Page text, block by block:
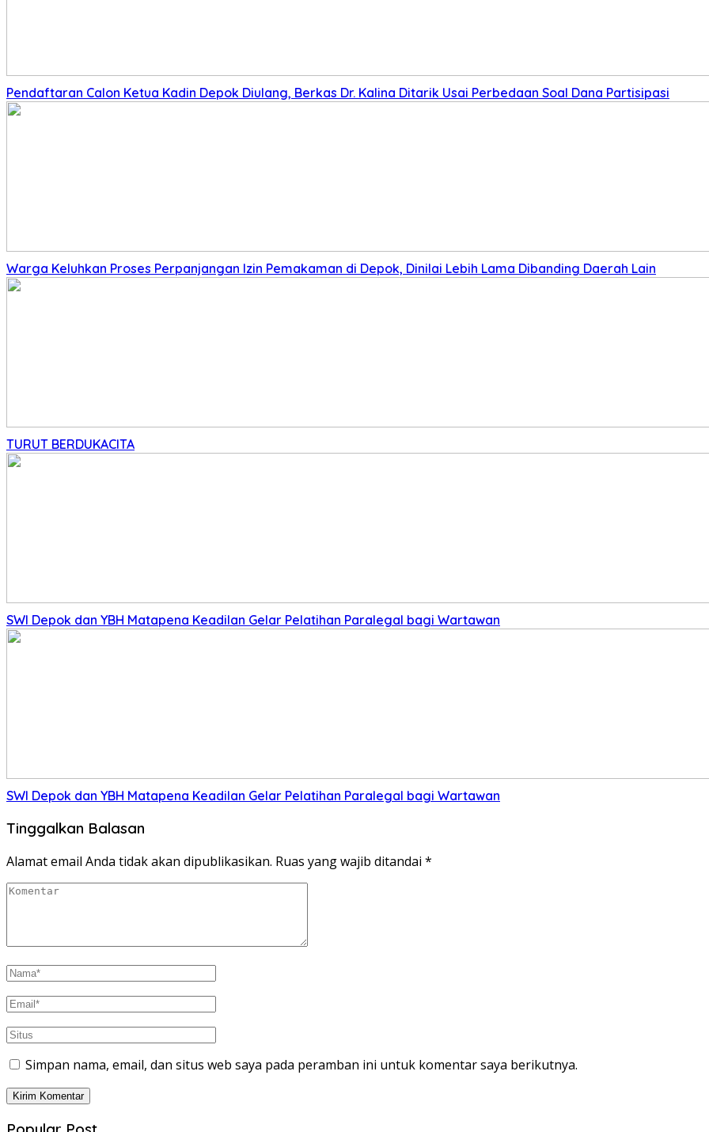
Pendaftaran Calon Ketua Kadin Depok Diulang, Berkas Dr. Kalina Ditarik Usai Perbedaan Soal Dana Partisipasi
Warga Keluhkan Proses Perpanjangan Izin Pemakaman di Depok, Dinilai Lebih Lama Dibanding Daerah Lain
TURUT BERDUKACITA
SWI Depok dan YBH Matapena Keadilan Gelar Pelatihan Paralegal bagi Wartawan
SWI Depok dan YBH Matapena Keadilan Gelar Pelatihan Paralegal bagi Wartawan
Tinggalkan Balasan
Alamat email Anda tidak akan dipublikasikan. Ruas yang wajib ditandai *
Simpan nama, email, dan situs web saya pada peramban ini untuk komentar saya berikutnya.